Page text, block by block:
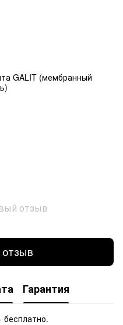
GALIT (мембранный
отзыв
Гарантия
бесплатно.